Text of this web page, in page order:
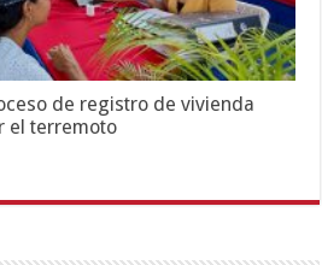
de registro de vivienda
el terremoto